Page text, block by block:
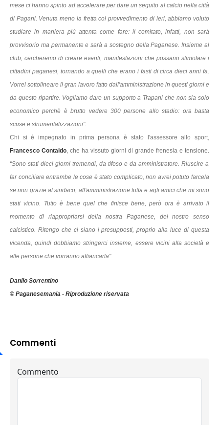
mese ci hanno spinto ad accelerare per dare un seguito al calcio nella città
di Pagani. Venuta meno la fretta col provvedimento di ieri, abbiamo voluto
studiare in maniera più attenta come fare: il comitato, infatti, non sarà
provvisorio ma permanente e sarà a sostegno della Paganese. Insieme al
club, cercheremo di creare eventi, manifestazioni che possano stimolare i
cittadini paganesi, tornando a quelli che erano i fasti di circa dieci anni fa.
Vorrei sottolineare il gran lavoro fatto dall'amministrazione in questi giorni e
da questo ripartire. Vogliamo dare un supporto a Trapani che non sia solo
economico perchè è brutto vedere 300 persone allo stadio: ora basta
scuse e strumentalizzazioni".
Chi si è impegnato in prima persona è stato l'assessore allo sport,
Francesco Contaldo , che ha vissuto giorni di grande frenesia e tensione.
"Sono stati dieci giorni tremendi, da tifoso e da amministratore. Riuscire a
far conciliare entrambe le cose è stato complicato, non avrei potuto farcela
se non grazie al sindaco, all'amministrazione tutta e agli amici che mi sono
stati vicino. Tutto è bene quel che finisce bene, però ora è arrivato il
momento di riappropriarsi della nostra Paganese, del nostro senso
calcistico. Ritengo che ci siano i presupposti, proprio alla luce di questa
vicenda, quindi dobbiamo stringerci insieme, essere vicini alla società e
alle persone che vorranno affiancarla".
Danilo Sorrentino
© Paganesemania - Riproduzione riservata
Commenti